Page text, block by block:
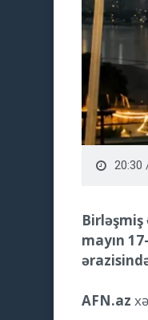
20:30
mayın
AFN.az